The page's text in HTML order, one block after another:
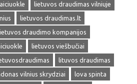
lietuvos draudimas vilniuje
lietuvos draudimas.lt
draudimo kompanijos
lietuvos viešbučiai
lituvos draudimas
vilnius skrydziai
lova spinta